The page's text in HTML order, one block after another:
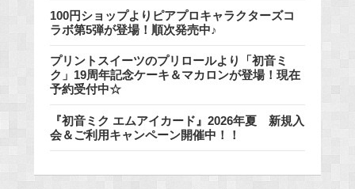
100円ショップよりピアプロキャラクターズコ
ラボ第5弾が登場！順次発売中♪
プリントスイーツのプリロールより「初音ミ
ク」19周年記念ケーキ＆マカロンが登場！現在
予約受付中☆
『初音ミク エムアイカード』2026年夏 新規入
会＆ご利用キャンペーン開催中！！